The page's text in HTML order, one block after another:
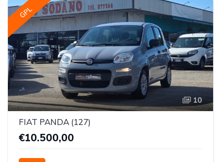
GPL
10
FIAT PANDA (127)
€10.500,00